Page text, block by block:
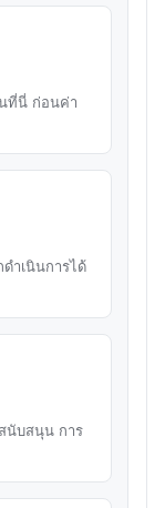
ที่นี่ ก่อนค่า
ำเนินการได้
นับสนุน การ